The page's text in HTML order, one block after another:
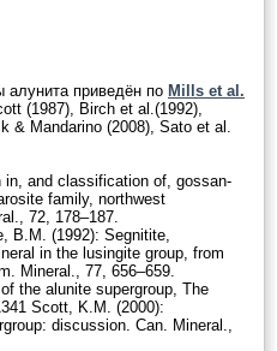
алунита приведён по Mills et al.
(1987), Birch et al.(1992),
& Mandarino (2008), Sato et al.
and classification of, gossan-
family, northwest
72, 178–187.
B.M. (1992): Segnitite,
in the lusingite group, from
Mineral., 77, 656–659.
the alunite supergroup, The
Scott, K.M. (2000):
discussion. Can. Mineral.,